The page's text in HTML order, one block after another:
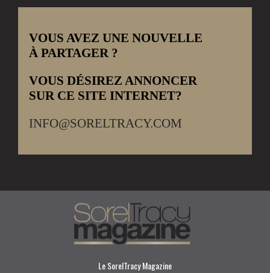
VOUS AVEZ UNE NOUVELLE
À PARTAGER ?
VOUS DÉSIREZ ANNONCER
SUR CE SITE INTERNET?
INFO@SORELTRACY.COM
Le SorelTracy Magazine